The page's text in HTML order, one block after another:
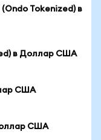
Tokenized) в
в Доллар США
США
США